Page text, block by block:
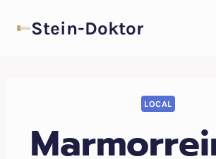
InhaltStein-Doktor
LOCAL